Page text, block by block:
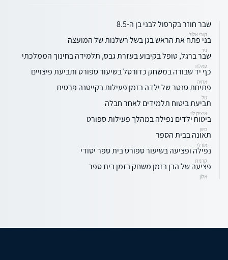
שבר חוזר בקרסול לבני בן ה-8.5
קובי אלול
בני פתח את הראש בגן בשל רשלנות של המועצה
ניר
שבר ברגל, טופל בקיבוע בעזרת גבס, תלמידה בחינוך הממלכתי
פאלח
כף יד שבורה במשחק כדורסל בשיעור ספורט ותביעת פיצויים
אחיה
פתיחת סנטר של ילדה בזמן פעילות בקייטנה פרטית
טל
תביעת ביטוח תלמידים לאחר חבלה
איציק לוי
ביטוח ילדים נפילה במהלך פעילות ספורט
סיוון
תאונה בבית הספר
אורלי
נפילה ופציעה בשיעור ספורט בית ספר יסודי
קרנית
פציעה של הבן בזמן משחק בזמן בית ספר
אלון